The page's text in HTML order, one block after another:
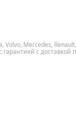
Mercedes,
с доставкой